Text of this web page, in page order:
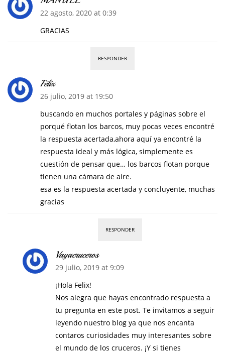
22 agosto, 2020 at 0:39
GRACIAS
RESPONDER
Félix
26 julio, 2019 at 19:50
buscando en muchos portales y páginas sobre el
porqué flotan los barcos, muy pocas veces encontré
la respuesta acertada,ahora aquí ya encontré la
respuesta ideal y más lógica, simplemente es
cuestión de pensar que… los barcos flotan porque
tienen una cámara de aire.
esa es la respuesta acertada y concluyente, muchas
gracias
RESPONDER
Vayacruceros
29 julio, 2019 at 9:09
¡Hola Felix!
Nos alegra que hayas encontrado respuesta a
tu pregunta en este post. Te invitamos a seguir
leyendo nuestro blog ya que nos encanta
contaros curiosidades muy interesantes sobre
el mundo de los cruceros. ¡Y si tienes